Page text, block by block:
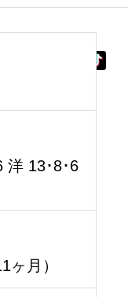
大
大
大
洋 13･8･6
ヶ月）